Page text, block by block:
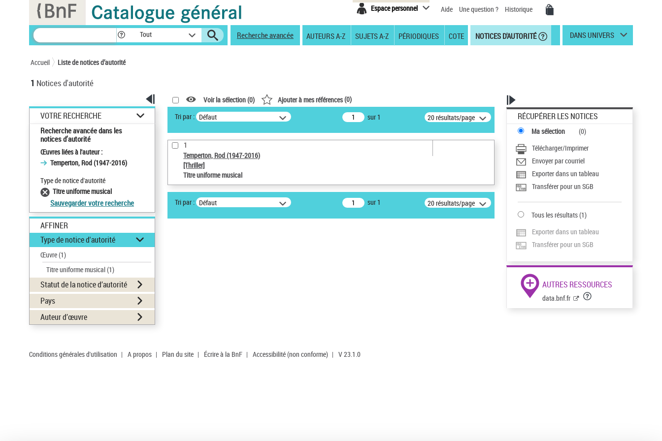
Espace personnel Aide Une question ? Historique
Tout Recherche avancée AUTEURS A-Z SUJETS A-Z PÉRIODIQUES COTE NOTICES D'AUTORITÉ DANS UNIVERS
Accueil Liste de notices d’autorité
1 Notices d'autorité
VOTRE RECHERCHE
Recherche avancée dans les
notices d’autorité
Œuvres liées à l'auteur :
Temperton, Rod (1947-2016)
Type de notice d'autorité
Titre uniforme musical
Sauvegarder votre recherche
AFFINER
Type de notice d'autorité
Œuvre(1)
Titre uniforme musical(1)
Statut de la notice d’autorité
Pays
Auteur d’œuvre
Voir la sélection (0) Ajouter à mes références(0)
Tri par : Défaut sur 1 20 résultats/page
1
Temperton, Rod (1947-2016)
[Thriller]
Titre uniforme musical
Tri par : Défaut sur 1 20 résultats/page
RÉCUPÉRER LES NOTICES
Ma sélection (0)
Télécharger/Imprimer
Envoyer par courriel
Exporter dans un tableau
Transférer pour un SGB
Tous les résultats(1)
Exporter dans un tableau
Transférer pour un SGB
AUTRES RESSOURCES
data.bnf.fr
Conditions générales d'utilisation | A propos | Plan du site | Écrire à la BnF | Accessibilité (non conforme) | V 23.1.0
Panneau de gestion des cookies